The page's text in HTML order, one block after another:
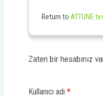
Return to ATTUNE
Zaten bir hesabınız
Kullanıcı adı *